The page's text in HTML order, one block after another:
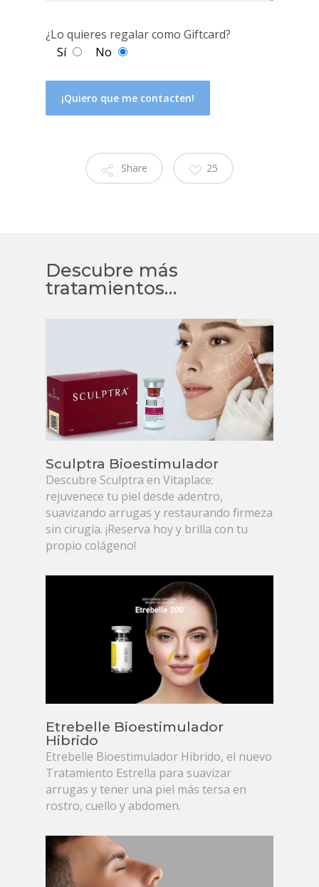
¿Lo quieres regalar como Giftcard?
Sí
No
Share 25
Descubre más
tratamientos…
Sculptra Bioestimulador
Descubre Sculptra en Vitaplace:
rejuvenece tu piel desde adentro,
suavizando arrugas y restaurando firmeza
sin cirugía. ¡Reserva hoy y brilla con tu
propio colágeno!
Etrebelle Bioestimulador
Hibrido
Etrebelle Bioestimulador Hibrido, el nuevo
Tratamiento Estrella para suavizar
arrugas y tener una piel más tersa en
rostro, cuello y abdomen.